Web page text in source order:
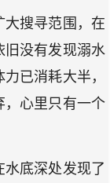
搜寻范围，在
旧没有发现溺水
已消耗大半，
，心里只有一个
底深处发现了